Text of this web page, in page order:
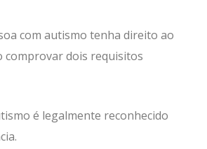
com autismo tenha direito ao
comprovar dois requisitos
é legalmente reconhecido